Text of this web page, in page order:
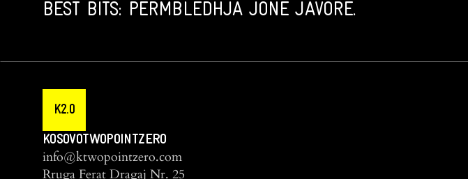
BEST BITS: PËRMBLEDHJA JONË JAVORE.
K2.0
KOSOVOTWOPOINTZERO
info@ktwopointzero.com
Rruga Ferat Dragaj Nr. 25